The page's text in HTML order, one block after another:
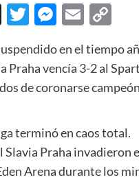
Threads
TwitterEmail
en el tiempo
Praha vencía 3-2 al
de coronarse
terminó en caos total.
Slavia Praha invadieron
Arena durante los